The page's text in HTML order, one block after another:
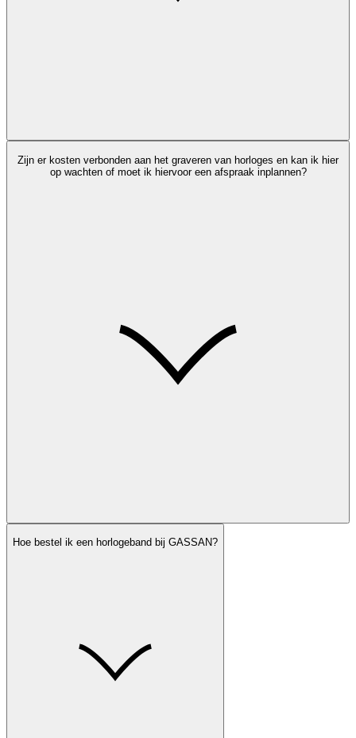
Zijn er kosten verbonden aan het graveren van horloges en kan ik hier
op wachten of moet ik hiervoor een afspraak inplannen?
Hoe bestel ik een horlogeband bij GASSAN?